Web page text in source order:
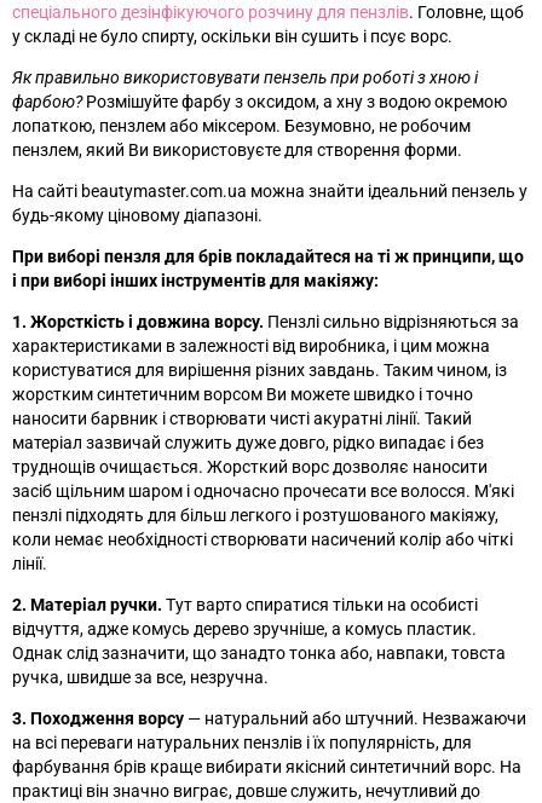
спеціального дезінфікуючого розчину для пензлів. Головне, щоб
у складі не було спирту, оскільки він сушить і псує ворс.
Як правильно використовувати пензель при роботі з хною і
фарбою?Розмішуйте фарбу з оксидом, а хну з водою окремою
лопаткою, пензлем або міксером. Безумовно, не робочим
пензлем, який Ви використовуєте для створення форми.
На сайті beautymaster.com.ua можна знайти ідеальний пензель у
будь-якому ціновому діапазоні.
При виборі пензля для брів покладайтеся на ті ж принципи, що
і при виборі інших інструментів для макіяжу:
1. Жорсткість і довжина ворсу. Пензлі сильно відрізняються за
характеристиками в залежності від виробника, і цим можна
користуватися для вирішення різних завдань. Таким чином, із
жорстким синтетичним ворсом Ви можете швидко і точно
наносити барвник і створювати чисті акуратні лінії. Такий
матеріал зазвичай служить дуже довго, рідко випадає і без
труднощів очищається. Жорсткий ворс дозволяє наносити
засіб щільним шаром і одночасно прочесати все волосся. М'які
пензлі підходять для більш легкого і розтушованого макіяжу,
коли немає необхідності створювати насичений колір або чіткі
лінії.
2. Матеріал ручки. Тут варто спиратися тільки на особисті
відчуття, адже комусь дерево зручніше, а комусь пластик.
Однак слід зазначити, що занадто тонка або, навпаки, товста
ручка, швидше за все, незручна.
3. Походження ворсу — натуральний або штучний. Незважаючи
на всі переваги натуральних пензлів і їх популярність, для
фарбування брів краще вибирати якісний синтетичний ворс. На
практиці він значно виграє, довше служить, нечутливий до